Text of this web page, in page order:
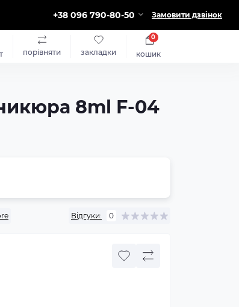
+38 096 790-80-50 Замовити дзвінок
порівняти закладки кошик
0
8ml F-04
Відгуки: 0